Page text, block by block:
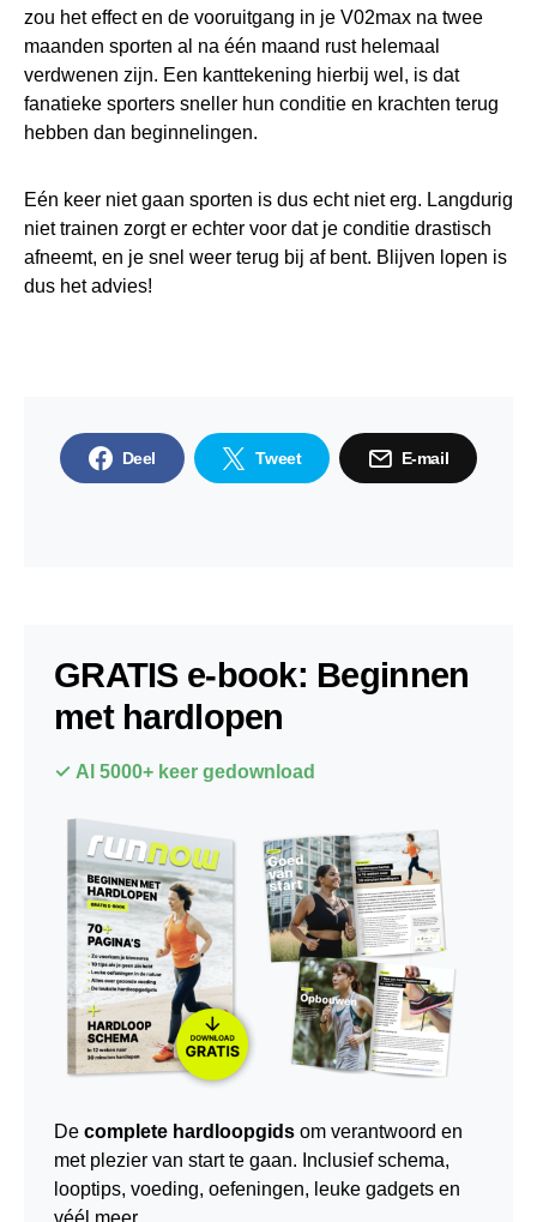
zou het effect en de vooruitgang in je V02max na twee
maanden sporten al na één maand rust helemaal
verdwenen zijn. Een kanttekening hierbij wel, is dat
fanatieke sporters sneller hun conditie en krachten terug
hebben dan beginnelingen.
Eén keer niet gaan sporten is dus echt niet erg. Langdurig
niet trainen zorgt er echter voor dat je conditie drastisch
afneemt, en je snel weer terug bij af bent. Blijven lopen is
dus het advies!
Deel Tweet E-mail
GRATIS e-book: Beginnen
met hardlopen
✓ Al 5000+ keer gedownload
De complete hardloopgids om verantwoord en
met plezier van start te gaan. Inclusief schema,
looptips, voeding, oefeningen, leuke gadgets en
véél meer...